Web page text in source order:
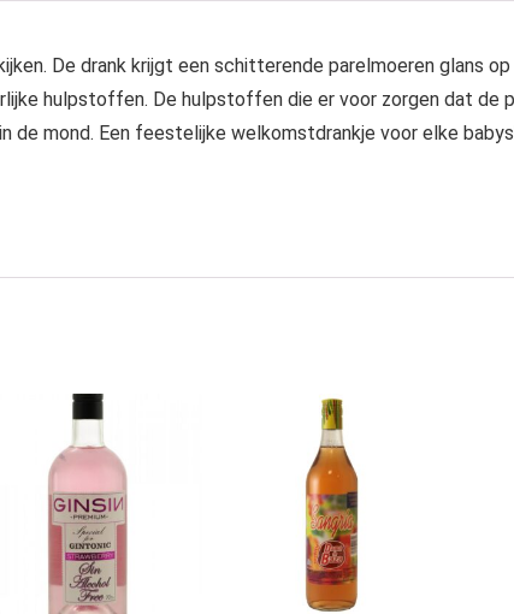
De drank krijgt een schitterende parelmoeren glans
hulpstoffen. De hulpstoffen die er voor zorgen dat
de mond. Een feestelijke welkomstdrankje voor elke